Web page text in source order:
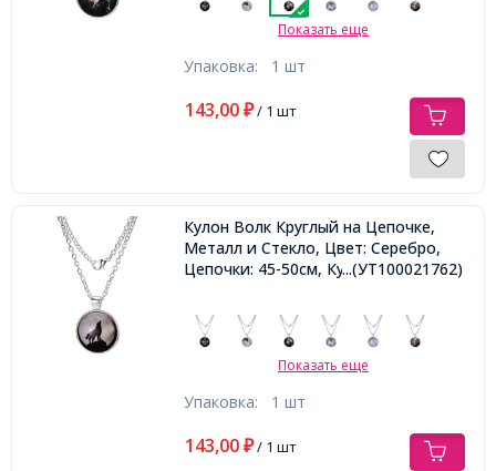
Показать еще
Упаковка: 1 шт
143,00 ₽/ 1 шт
Кулон Волк Круглый на Цепочке,
Металл и Стекло, Цвет: Серебро,
Цепочки: 45-50см, Кулон: 27мм,
...(УТ100021762)
Показать еще
Упаковка: 1 шт
143,00 ₽/ 1 шт